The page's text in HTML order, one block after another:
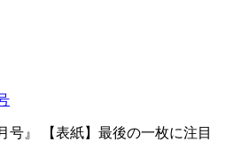
号』 【表紙】最後の一枚に注目